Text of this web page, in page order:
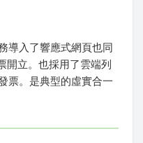
導入了響應式網頁也同
開立。也採用了雲端列
票。是典型的虛實合一